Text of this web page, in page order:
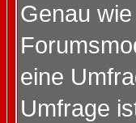
Genau
eine
Umfrage